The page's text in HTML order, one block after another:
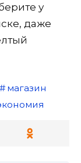
у
даже
магазин